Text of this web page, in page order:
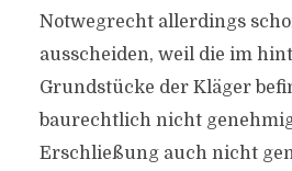
Notwegrecht allerdings
ausscheiden, weil die im
Grundstücke der Kläger
baurechtlich nicht
Erschließung auch nicht